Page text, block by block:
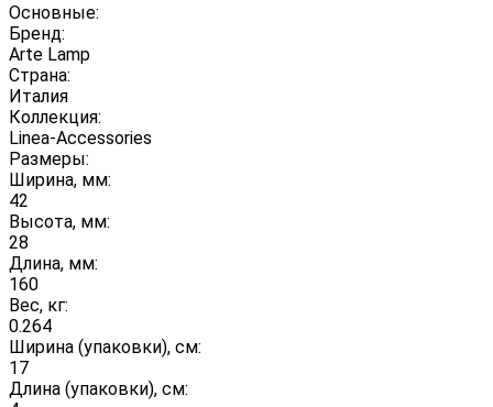
Основные:
Бренд:
Arte Lamp
Страна:
Италия
Коллекция:
Linea-Accessories
Размеры:
Ширина, мм:
42
Высота, мм:
28
Длина, мм:
160
Вес, кг:
0.264
Ширина (упаковки), см:
17
Длина (упаковки), см: